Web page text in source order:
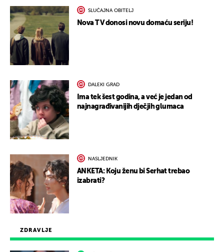
ZDRAVLJE
SLUČAJNA OBITELJ
Nova TV donosi novu domaću seriju!
DALEKI GRAD
Ima tek šest godina, a već je jedan od
najnagrađivanijih dječjih glumaca
NASLJEDNIK
ANKETA: Koju ženu bi Serhat trebao
izabrati?